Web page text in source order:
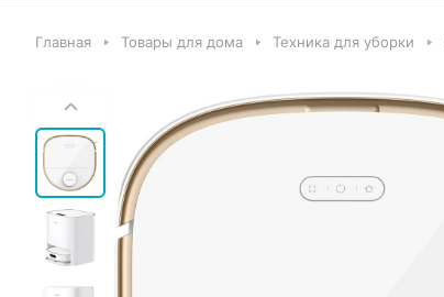
Главная Товары для дома Техника для уборки